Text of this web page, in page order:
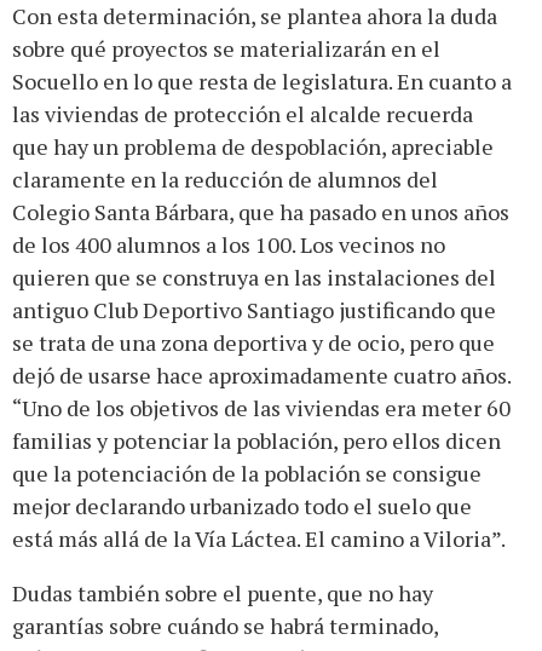
Con esta determinación, se plantea ahora la duda
sobre qué proyectos se materializarán en el
Socuello en lo que resta de legislatura. En cuanto a
las viviendas de protección el alcalde recuerda
que hay un problema de despoblación, apreciable
claramente en la reducción de alumnos del
Colegio Santa Bárbara, que ha pasado en unos años
de los 400 alumnos a los 100. Los vecinos no
quieren que se construya en las instalaciones del
antiguo Club Deportivo Santiago justificando que
se trata de una zona deportiva y de ocio, pero que
dejó de usarse hace aproximadamente cuatro años.
“Uno de los objetivos de las viviendas era meter 60
familias y potenciar la población, pero ellos dicen
que la potenciación de la población se consigue
mejor declarando urbanizado todo el suelo que
está más allá de la Vía Láctea. El camino a Viloria”.
Dudas también sobre el puente, que no hay
garantías sobre cuándo se habrá terminado,